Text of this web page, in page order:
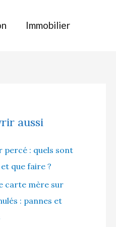
Immobilier
aussi
percé : quels sont
que faire ?
carte mère sur
: pannes et